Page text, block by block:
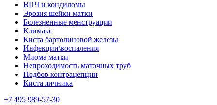
ВПЧ и кондиломы
Эрозия шейки матки
Болезненные менструации
Климакс
Киста бартолиновой железы
Инфекции\воспаления
Миома матки
Непроходимость маточных труб
Подбор контрацепции
Киста яичника
+7 495 989-57-30